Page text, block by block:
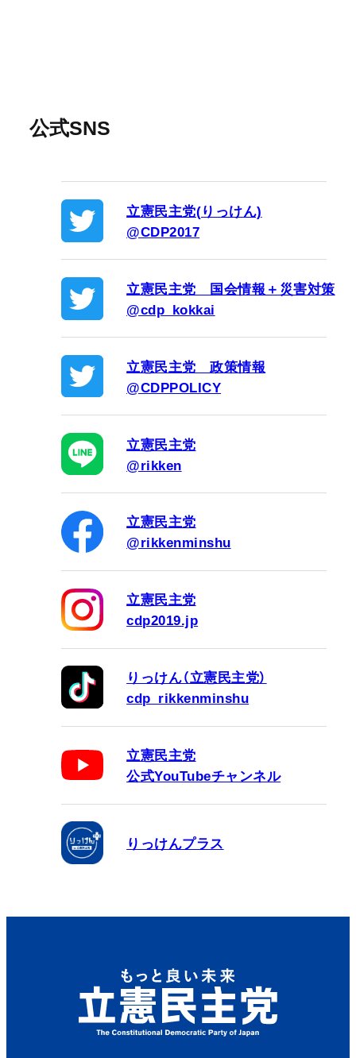
公式SNS
立憲民主党(りっけん)
@CDP2017
立憲民主党 国会情報＋災害対策
@cdp_kokkai
立憲民主党 政策情報
@CDPPOLICY
立憲民主党
@rikken
立憲民主党
@rikkenminshu
立憲民主党
cdp2019.jp
りっけん（立憲民主党）
cdp_rikkenminshu
立憲民主党
公式YouTubeチャンネル
りっけんプラス